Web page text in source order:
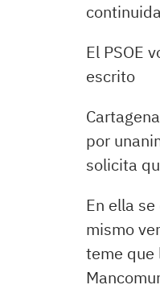
El PSOE
escrito
por
solicita
En ella
mismo
teme que